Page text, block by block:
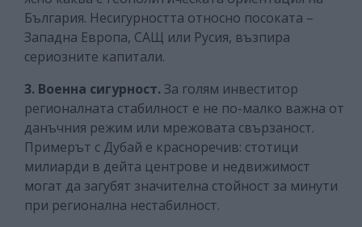
България. Несигурността относно посоката –
Западна Европа, САЩ или Русия, възпира
сериозните капитали.
3. Военна сигурност. За голям инвеститор
регионалната стабилност е не по-малко важна от
данъчния режим или мрежовата свързаност.
Примерът с Дубай е красноречив: стотици
милиарди в дейта центрове и недвижимост
могат да загубят значителна стойност за минути
при регионална нестабилност.